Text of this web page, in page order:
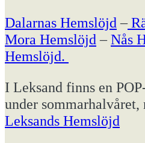
Dalarnas Hemslöjd –
Mora Hemslöjd –Nås
Hemslöjd.
I Leksand finns en
under
Leksands Hemslöjd